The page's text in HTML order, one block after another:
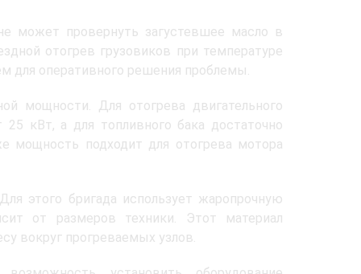
может провернуть загустевшее масло в
отогрев грузовиков при температуре
оперативного решения проблемы.
мощности. Для отогрева двигательного
кВт, а для топливного бака достаточно
мощность подходит для отогрева мотора
этого бригада использует жаропрочную
от размеров техники. Этот материал
вокруг прогреваемых узлов.